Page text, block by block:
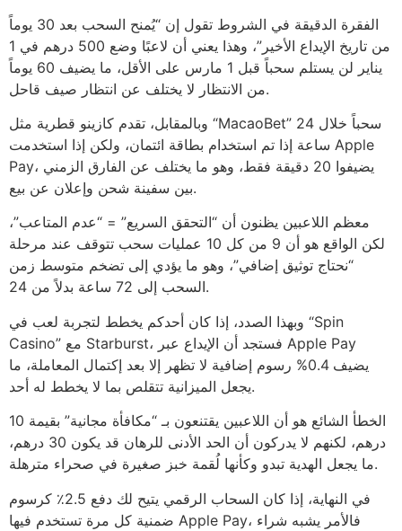
الفقرة الدقيقة في الشروط تقول إن “يُمنح السحب بعد 30 يوماً
من تاريخ الإيداع الأخير”، وهذا يعني أن لاعبًا وضع 500 درهم في 1
يناير لن يستلم سحباً قبل 1 مارس على الأقل، ما يضيف 60 يوماً
من الانتظار لا يختلف عن انتظار صيف قاحل.
وبالمقابل، تقدم كازينو قطرية مثل “MacaoBet” سحباً خلال 24
ساعة إذا تم استخدام بطاقة ائتمان، ولكن إذا استخدمت Apple
Pay، يضيفوا 20 دقيقة فقط، وهو ما يختلف عن الفارق الزمني
بين سفينة شحن وإعلان عن بيع.
معظم اللاعبين يظنون أن “التحقق السريع” = “عدم المتاعب”،
لكن الواقع هو أن 9 من كل 10 عمليات سحب تتوقف عند مرحلة
“نحتاج توثيق إضافي”، وهو ما يؤدي إلى تضخم متوسط زمن
السحب إلى 72 ساعة بدلاً من 24.
وبهذا الصدد، إذا كان أحدكم يخطط لتجربة لعب في “Spin
Casino” مع Starburst، فستجد أن الإيداع عبر Apple Pay
يضيف 0.4% رسوم إضافية لا تظهر إلا بعد إكتمال المعاملة، ما
يجعل الميزانية تتقلص بما لا يخطط له أحد.
الخطأ الشائع هو أن اللاعبين يقتنعون بـ “مكافأة مجانية” بقيمة 10
درهم، لكنهم لا يدركون أن الحد الأدنى للرهان قد يكون 30 درهم،
ما يجعل الهدية تبدو وكأنها لُقمة خبز صغيرة في صحراء مترهلة.
في النهاية، إذا كان السحاب الرقمي يتيح لك دفع 2.5٪ كرسوم
ضمنية كل مرة تستخدم فيها Apple Pay، فالأمر يشبه شراء